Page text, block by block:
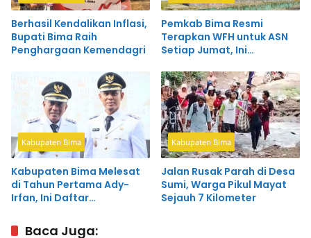
Berhasil Kendalikan Inflasi,
Bupati Bima Raih
Penghargaan Kemendagri
Pemkab Bima Resmi
Terapkan WFH untuk ASN
Setiap Jumat, Ini
Kabupaten Bima
Kabupaten Bima Melesat
di Tahun Pertama Ady-
Irfan, Ini Daftar
Kabupaten Bima
Jalan Rusak Parah di Desa
Sumi, Warga Pikul Mayat
Sejauh 7 Kilometer
Baca Juga: